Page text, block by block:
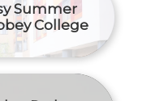
Summer
College